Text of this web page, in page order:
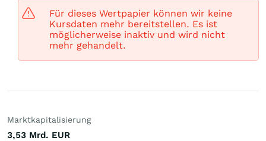
Für dieses Wertpapier können wir keine
Kursdaten mehr bereitstellen. Es ist
möglicherweise inaktiv und wird nicht
mehr gehandelt.
Marktkapitalisierung
3,53 Mrd. EUR